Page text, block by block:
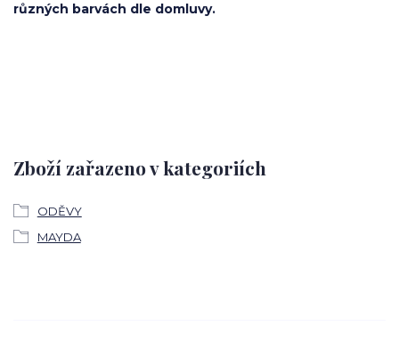
různých barvách dle domluvy.
Zboží zařazeno v kategoriích
ODĚVY
MAYDA